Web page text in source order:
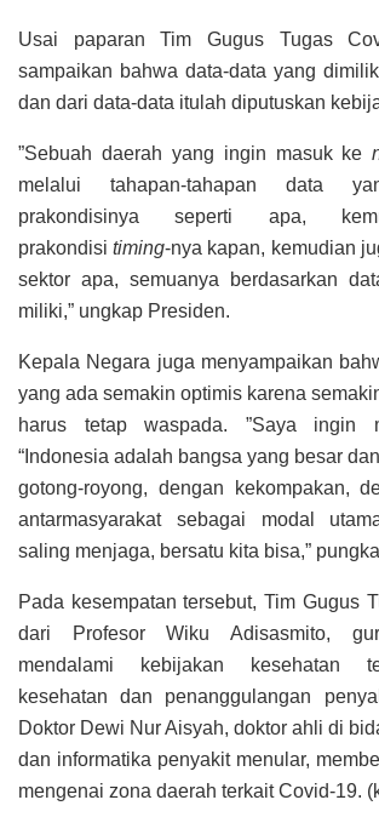
Usai paparan Tim Gugus Tugas
sampaikan bahwa data-data yang
dan dari data-data itulah diputuskan
”Sebuah daerah yang ingin masuk ke
melalui tahapan-tahapan data
prakondisinya seperti apa,
prakondisitiming-nya kapan, kemudian
sektor apa, semuanya berdasarkan
miliki,” ungkap Presiden.
Kepala Negara juga menyampaikan
yang ada semakin optimis karena
harus tetap waspada. ”Saya ingin
“Indonesia adalah bangsa yang besar
gotong-royong, dengan kekompakan,
antarmasyarakat sebagai modal
saling menjaga, bersatu kita bisa,”
Pada kesempatan tersebut, Tim Gugus
dari Profesor Wiku Adisasmito,
mendalami kebijakan kesehatan
kesehatan dan penanggulangan
Doktor Dewi Nur Aisyah, doktor ahli di
dan informatika penyakit menular,
mengenai zona daerah terkait Covid-19.